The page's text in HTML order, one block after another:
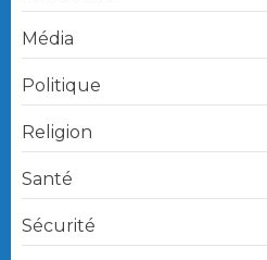
Média
Politique
Religion
Santé
Sécurité